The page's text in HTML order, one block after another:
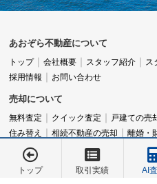
あおぞら不動産について
トップ 会社概要 スタッフ紹介 ス
採用情報
お問い合わせ
売却について
無料査定 クイック査定 戸建ての売
住み替え
相続不動産の売却 離婚・
空家・空地の売却
実家じまい（家じ
アパート売却
横浜市旭区の不動産売
横浜市泉区の不動産売却
横浜市保土
トップ 取引実績 AI